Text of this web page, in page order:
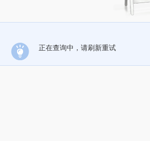
正在查询中，请刷新重试